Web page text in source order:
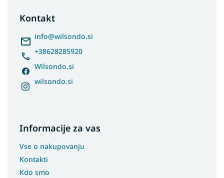
Kontakt
info@wilsondo.si
+38628285920
Wilsondo.si
wilsondo.si
Informacije za vas
Vse o nakupovanju
Kontakti
Kdo smo